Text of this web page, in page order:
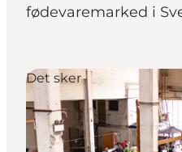
fødevaremarked i
Det sker